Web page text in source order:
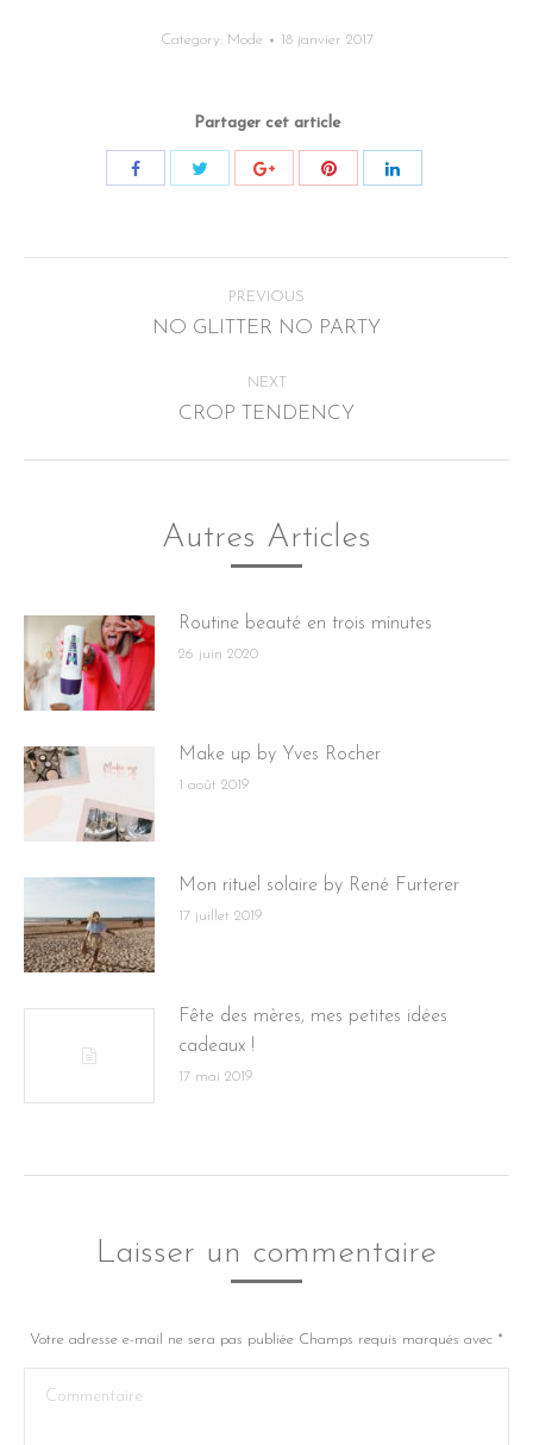
Category: Mode 18 janvier 2017
Partager cet article
navigation
PREVIOUS
Previous
NO GLITTER NO PARTY
NEXT
Next
CROP TENDENCY
Autres Articles
Routine beauté en trois minutes
26 juin 2020
Make up by Yves Rocher
1 août 2019
Mon rituel solaire by René Furterer
17 juillet 2019
Fête des mères, mes petites idées
cadeaux !
17 mai 2019
Laisser un commentaire
Votre adresse e-mail ne sera pas publiée Champs requis marqués avec *
Commentaire